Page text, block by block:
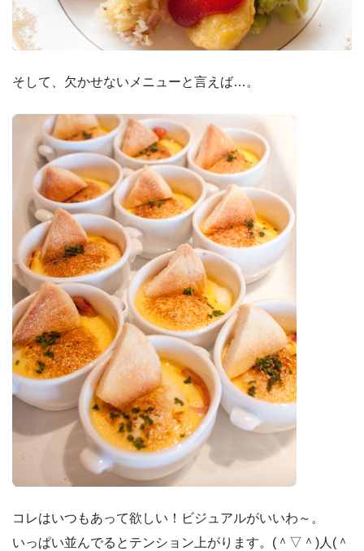
そして、欠かせないメニューと言えば…。
コレはいつもあって欲しい！ビジュアルがいいわ～。
いっぱい並んでるとテンション上がります。(＾▽＾)人(＾